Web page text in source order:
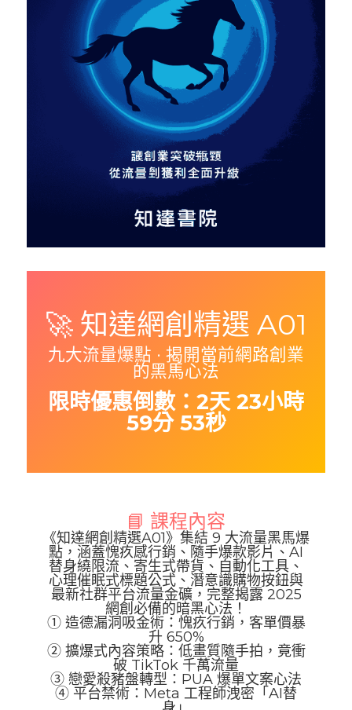
🚀 知達網創精選 A01
九大流量爆點 · 揭開當前網路創業
的黑馬心法
限時優惠倒數： 2天 23小時
59分 53秒
📘 課程內容
《知達網創精選A01》集結 9 大流量黑馬爆
點，涵蓋愧疚感行銷、隨手爆款影片、AI
替身繞限流、寄生式帶貨、自動化工具、
心理催眠式標題公式、潛意識購物按鈕與
最新社群平台流量金礦，完整揭露 2025
網創必備的暗黑心法！
① 造德漏洞吸金術：愧疚行銷，客單價暴
升 650%
② 擴爆式內容策略：低畫質隨手拍，竟衝
破 TikTok 千萬流量
③ 戀愛殺豬盤轉型：PUA 爆單文案心法
④ 平台禁術：Meta 工程師洩密「AI替